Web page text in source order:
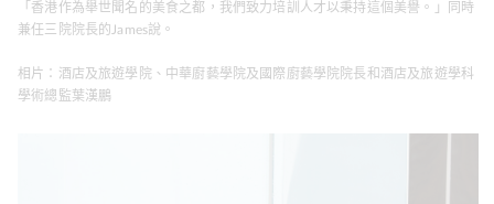
「香港作為舉世聞名的美食之都，我們致力培訓人才以秉持這個美譽。」同時
兼任三院院長的James說。
相片：酒店及旅遊學院、中華廚藝學院及國際廚藝學院院長和酒店及旅遊學科
學術總監葉漢鵬